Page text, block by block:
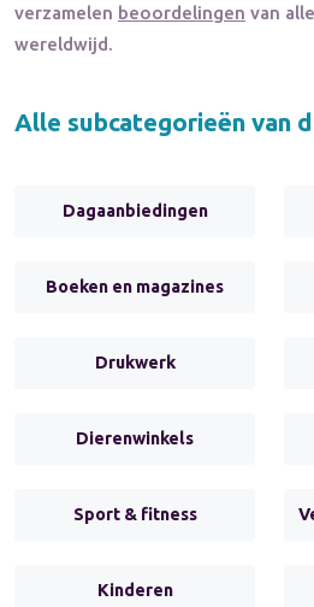
verzamelen beoordelingen van
wereldwijd.
Alle subcategorieën van
Dagaanbiedingen
Boeken en magazines
Drukwerk
Dierenwinkels
Sport & fitness
Kinderen